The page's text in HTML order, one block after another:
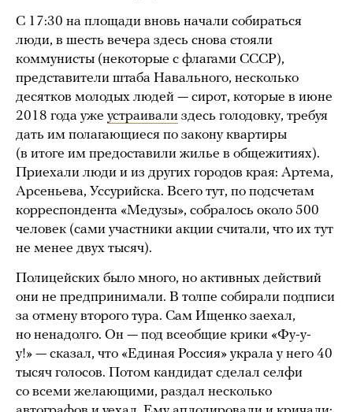
С 17:30 на площади вновь начали собираться
люди, в шесть вечера здесь снова стояли
коммунисты (некоторые с флагами СССР),
представители штаба Навального, несколько
десятков молодых людей — сирот, которые в июне
2018 года уже устраивали здесь голодовку, требуя
дать им полагающиеся по закону квартиры
(в итоге им предоставили жилье в общежитиях).
Приехали люди и из других городов края: Артема,
Арсеньева, Уссурийска. Всего тут, по подсчетам
корреспондента «Медузы», собралось около 500
человек (сами участники акции считали, что их тут
не менее двух тысяч).
Полицейских было много, но активных действий
они не предпринимали. В толпе собирали подписи
за отмену второго тура. Сам Ищенко заехал,
но ненадолго. Он — под всеобщие крики «Фу-у-
у!» — сказал, что «Единая Россия» украла у него 40
тысяч голосов. Потом кандидат сделал селфи
со всеми желающими, раздал несколько